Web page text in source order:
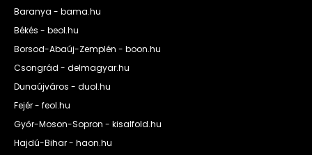
Baranya - bama.hu
Békés - beol.hu
Borsod-Abaúj-Zemplén - boon.hu
Csongrád - delmagyar.hu
Dunaújváros - duol.hu
Fejér - feol.hu
Győr-Moson-Sopron - kisalfold.hu
Hajdú-Bihar - haon.hu